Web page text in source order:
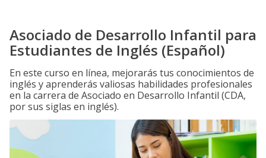
Asociado de Desarrollo Infantil para
Estudiantes de Inglés (Español)
En este curso en línea, mejorarás tus conocimientos de
inglés y aprenderás valiosas habilidades profesionales
en la carrera de Asociado en Desarrollo Infantil (CDA,
por sus siglas en inglés).